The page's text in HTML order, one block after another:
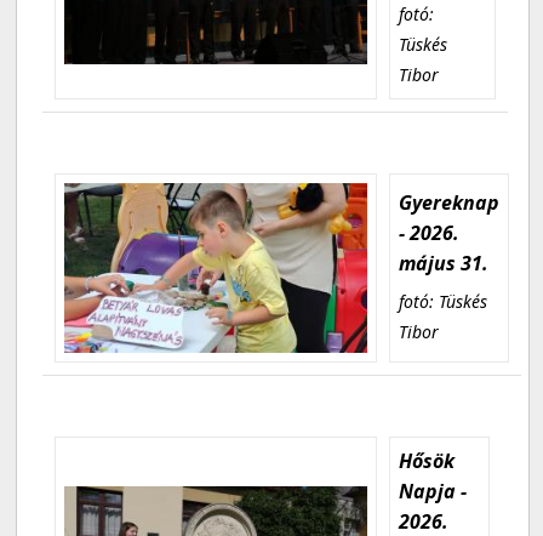
fotó:
Tüskés
Tibor
Gyereknap
- 2026.
május 31.
fotó: Tüskés
Tibor
Hősök
Napja -
2026.